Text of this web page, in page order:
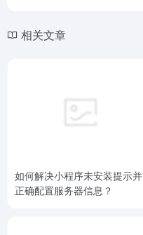
相关文章
如何解决小程序未安装提示并
正确配置服务器信息？